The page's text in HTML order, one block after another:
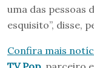
uma das pessoas
esquisito”, disse,
Confira mais